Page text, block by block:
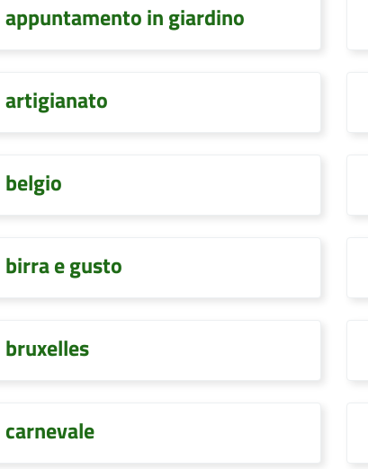
appuntamento in giardino
artigianato
belgio
birra e gusto
bruxelles
carnevale